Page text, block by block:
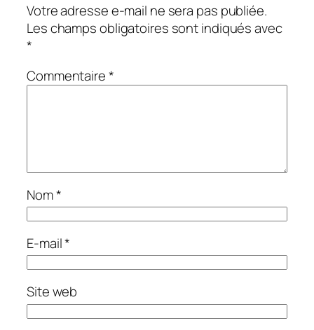
Votre adresse e-mail ne sera pas publiée.
Les champs obligatoires sont indiqués avec
*
Commentaire*
Nom*
E-mail*
Site web